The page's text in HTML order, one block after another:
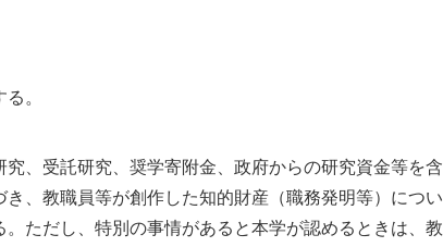
。
、受託研究、奨学寄附金、政府からの研究資金等を含
、教職員等が創作した知的財産（職務発明等）につい
ただし、特別の事情があると本学が認めるときは、教